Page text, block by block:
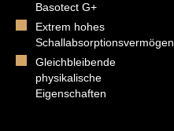
Basotect G+
Extrem hohes
Schallabsorptionsvermögen
Gleichbleibende
physikalische
Eigenschaften